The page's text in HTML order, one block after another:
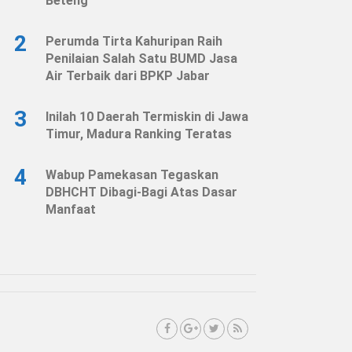
2
Perumda Tirta Kahuripan Raih
Penilaian Salah Satu BUMD Jasa
Air Terbaik dari BPKP Jabar
3
Inilah 10 Daerah Termiskin di Jawa
Timur, Madura Ranking Teratas
4
Wabup Pamekasan Tegaskan
DBHCHT Dibagi-Bagi Atas Dasar
Manfaat